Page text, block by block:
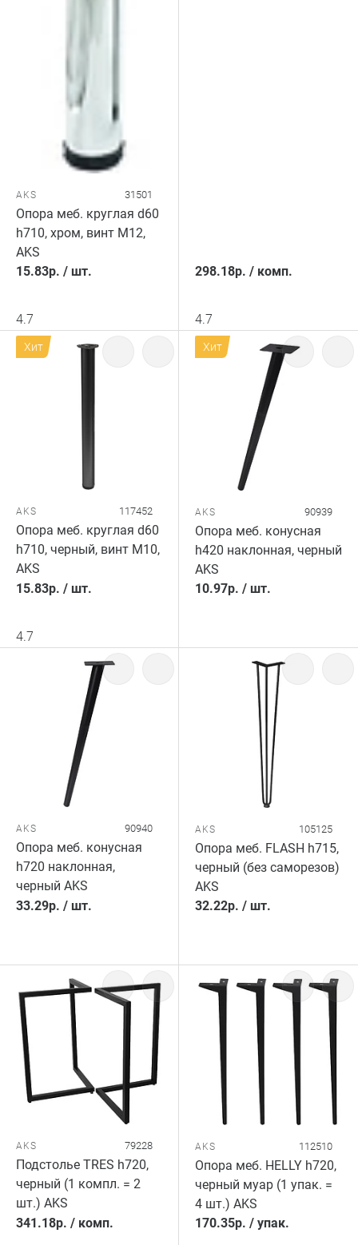
AKS 31501
Опора меб. круглая d60
h710, хром, винт М12,
AKS
15.83р. / шт.
4.7
298.18р. / комп.
4.7
Хит
AKS 117452
Опора меб. круглая d60
h710, черный, винт М10,
AKS
15.83р. / шт.
4.7
Хит
AKS 90939
Опора меб. конусная
h420 наклонная, черный
AKS
10.97р. / шт.
AKS 90940
Опора меб. конусная
h720 наклонная,
черный AKS
33.29р. / шт.
AKS 105125
Опора меб. FLASH h715,
черный (без саморезов)
AKS
32.22р. / шт.
AKS 79228
Подстолье TRES h720,
черный (1 компл. = 2
шт.) AKS
341.18р. / комп.
AKS 112510
Опора меб. HELLY h720,
черный муар (1 упак. =
4 шт.) AKS
170.35р. / упак.